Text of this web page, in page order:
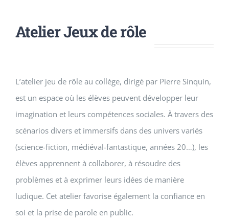
Atelier Jeux de rôle
L’atelier jeu de rôle au collège, dirigé par Pierre Sinquin,
est un espace où les élèves peuvent développer leur
imagination et leurs compétences sociales. À travers des
scénarios divers et immersifs dans des univers variés
(science-fiction, médiéval-fantastique, années 20…), les
élèves apprennent à collaborer, à résoudre des
problèmes et à exprimer leurs idées de manière
ludique. Cet atelier favorise également la confiance en
soi et la prise de parole en public.